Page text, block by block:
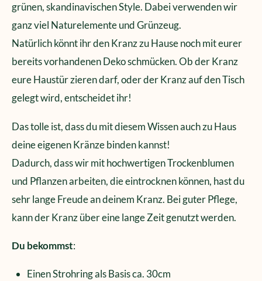
grünen, skandinavischen Style. Dabei verwenden wir
ganz viel Naturelemente und Grünzeug.
Natürlich könnt ihr den Kranz zu Hause noch mit eurer
bereits vorhandenen Deko schmücken. Ob der Kranz
eure Haustür zieren darf, oder der Kranz auf den Tisch
gelegt wird, entscheidet ihr!
Das tolle ist, dass du mit diesem Wissen auch zu Haus
deine eigenen Kränze binden kannst!
Dadurch, dass wir mit hochwertigen Trockenblumen
und Pflanzen arbeiten, die eintrocknen können, hast du
sehr lange Freude an deinem Kranz. Bei guter Pflege,
kann der Kranz über eine lange Zeit genutzt werden.
Du bekommst:
Einen Strohring als Basis ca. 30cm